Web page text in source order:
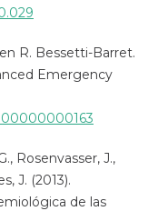
R. Bessetti-Barret.
Emergency
Rosenvasser, J.,
J. (2013).
de las